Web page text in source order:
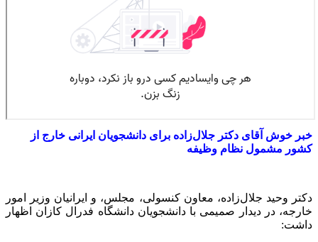
خبر خوش آقای دکتر جلال‌زاده برای دانشجویان ایرانی خارج از
کشور مشمول نظام وظیفه
دکتر وحید جلال‌زاده، معاون کنسولی، مجلس، و ایرانیان وزیر امور
خارجه، در دیدار صمیمی با دانشجویان دانشگاه فدرال کازان اظهار
داشت: